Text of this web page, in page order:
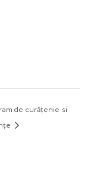
de curățenie si